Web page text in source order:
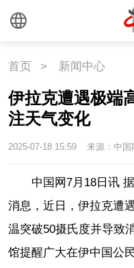
首页 > 新闻中心
伊拉克遭遇极端
注天气变化
2025-07-18 15:59 来源：中国
中国网7月18日讯
消息，近日，伊拉克遭
温突破50摄氏度并导致
馆提醒广大在伊中国公